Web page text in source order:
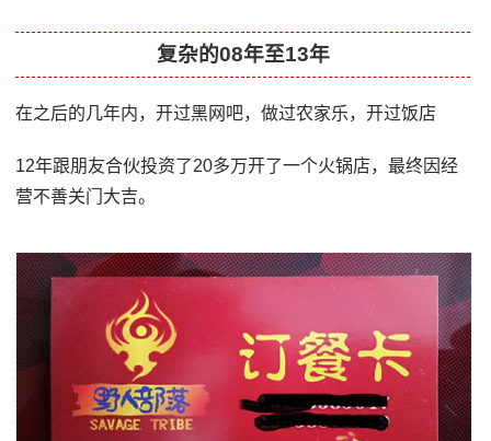
复杂的08年至13年
在之后的几年内，开过黑网吧，做过农家乐，开过饭店
12年跟朋友合伙投资了20多万开了一个火锅店，最终因经
营不善关门大吉。